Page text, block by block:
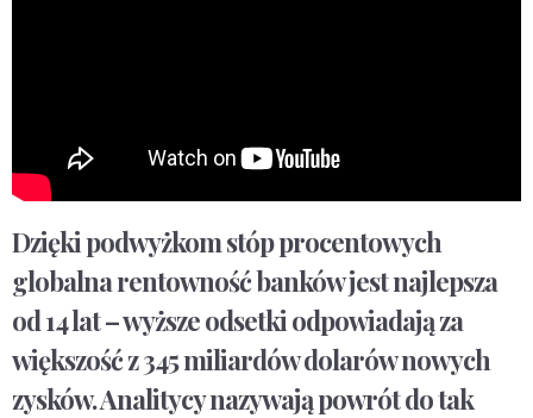
Dzięki podwyżkom stóp procentowych
globalna rentowność banków jest najlepsza
od 14 lat – wyższe odsetki odpowiadają za
większość z 345 miliardów dolarów nowych
zysków. Analitycy nazywają powrót do tak